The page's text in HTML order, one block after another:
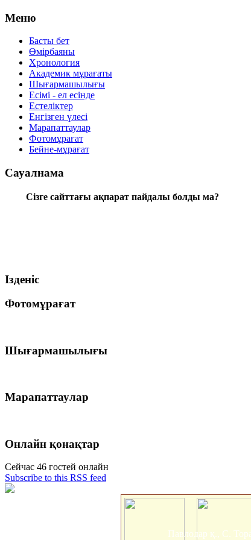
Меню
Басты бет
Өмірбаяны
Хронология
Aкадемик мұрағаты
Шығармашылығы
Есімі - ел есінде
Естеліктер
Енгізген үлесі
Марапаттаулар
Фотомұрағат
Бейне-мұрағат
Сауалнама
Сізге сайттағы ақпарат пайдалы болды ма?
Ізденіс
Фотомұрағат
Шығармашылығы
Марапаттаулар
Онлайн қонақтар
Сейчас 46 гостей онлайн
Subscribe to this RSS feed
Павлодар қ., С.